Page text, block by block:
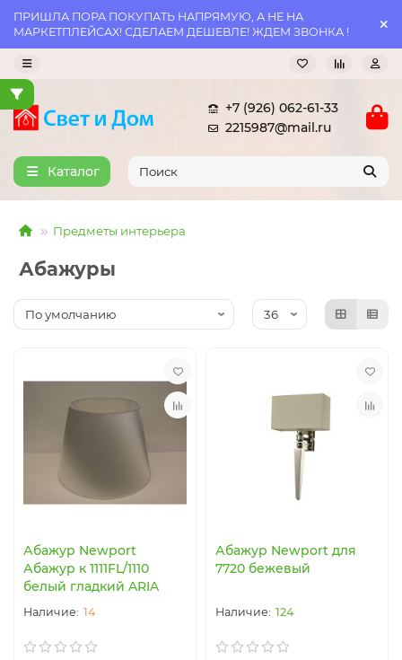
ПРИШЛА ПОРА ПОКУПАТЬ НАПРЯМУЮ, А НЕ НА
МАРКЕТПЛЕЙСАХ! СДЕЛАЕМ ДЕШЕВЛЕ! ЖДЕМ ЗВОНКА !
+7 (926) 062-61-33
2215987@mail.ru
Каталог
Предметы интерьера
Абажуры
Абажур Newport
Абажур к 1111FL/1110
белый гладкий ARIA
14
Абажур Newport для
7720 бежевый
124